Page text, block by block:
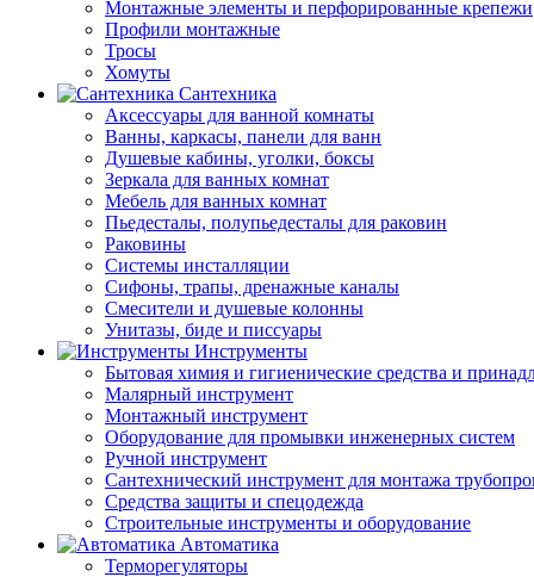
Монтажные элементы и перфорированные крепежи
Профили монтажные
Тросы
Хомуты
Сантехника
Аксессуары для ванной комнаты
Ванны, каркасы, панели для ванн
Душевые кабины, уголки, боксы
Зеркала для ванных комнат
Мебель для ванных комнат
Пьедесталы, полупьедесталы для раковин
Раковины
Системы инсталляции
Сифоны, трапы, дренажные каналы
Смесители и душевые колонны
Унитазы, биде и писсуары
Инструменты
Бытовая химия и гигиенические средства и
Малярный инструмент
Монтажный инструмент
Оборудование для промывки инженерных систем
Ручной инструмент
Сантехнический инструмент для монтажа
Средства защиты и спецодежда
Строительные инструменты и оборудование
Автоматика
Терморегуляторы